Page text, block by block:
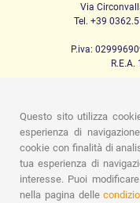
Via
Tel. +39
P.iva:
Passeggio
Igiene
Mamma e
Kit baby set
Questo sito utilizza
esperienza di
cookie con finalità di
tua esperienza di
interesse. Puoi
nella pagina delle